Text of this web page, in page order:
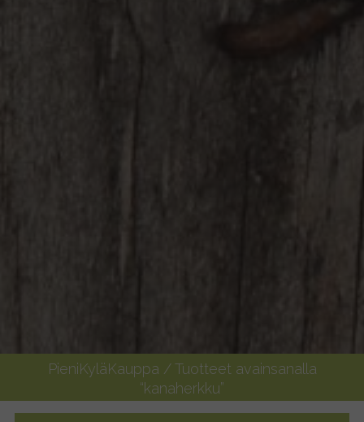
PieniKyläKauppa / Tuotteet avainsanalla
“kanaherkku”